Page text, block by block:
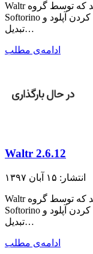
Waltr یک نرم افزار مخصوص مک می باشد که توسط گروه
Softorino ساخته شده است و کار اصلی آن آسان کردن آپلود و
تبدیل…
ادامه‌ی مطلب
Waltr 2.6.12
انتشار: ۱۵ آبان ۱۳۹۷
Waltr یک نرم افزار مخصوص مک می باشد که توسط گروه
Softorino ساخته شده است و کار اصلی آن آسان کردن آپلود و
تبدیل…
ادامه‌ی مطلب